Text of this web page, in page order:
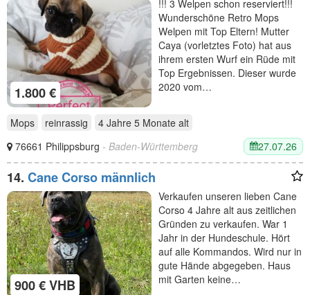
1.800 €
!!! 3 Welpen schon reserviert!!!
Wunderschöne Retro Mops
Welpen mit Top Eltern! Mutter
Caya (vorletztes Foto) hat aus
ihrem ersten Wurf ein Rüde mit
Top Ergebnissen. Dieser wurde
2020 vom…
Mops reinrassig 4 Jahre 5 Monate alt
76661 Philippsburg - Baden-Württemberg 27.07.26
14. Cane Corso männlich
900 € VHB
Verkaufen unseren lieben Cane
Corso 4 Jahre alt aus zeitlichen
Gründen zu verkaufen. War 1
Jahr in der Hundeschule. Hört
auf alle Kommandos. Wird nur in
gute Hände abgegeben. Haus
mit Garten keine…